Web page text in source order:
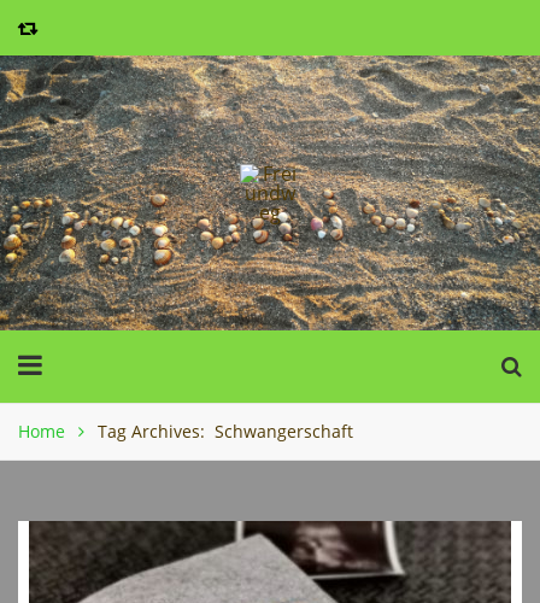
Home Tag Archives: Schwangerschaft